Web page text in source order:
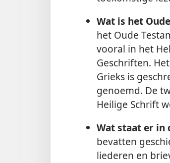
Wat is het
het Oude
vooral in het
Geschriften.
Grieks is
genoemd. De
Heilige Schrift
Wat staat er in
bevatten
liederen en